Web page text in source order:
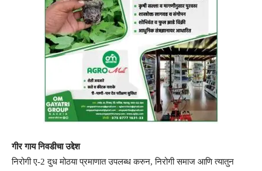
गीर गाय निवडीचा उद्देश
निरोगी ए-2 दुध मोठया प्रमाणात उपलब्ध करुन, निरोगी समाज आणि त्यातुन